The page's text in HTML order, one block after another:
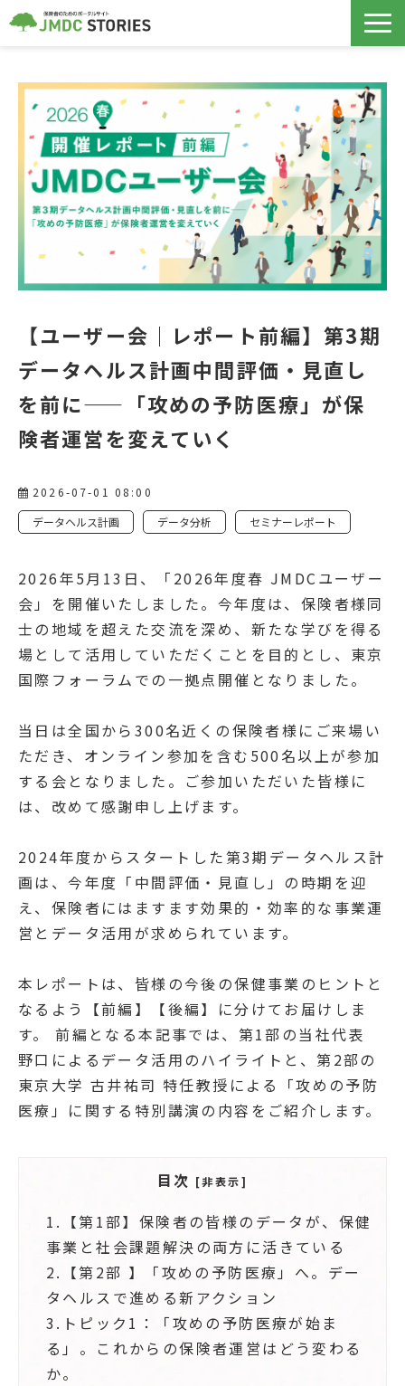
データヘルス計画
導入事例
ノウハウ記事
コラボヘルス
【ユーザー会｜レポート前編】第3期
データヘルス計画中間評価・見直し
を前に——「攻めの予防医療」が保
険者運営を変えていく
2026-07-01 08:00
データヘルス計画
データ分析 セミナーレポート
2026年5月13日、「2026年度春 JMDCユーザー
会」を開催いたしました。今年度は、保険者様同
士の地域を超えた交流を深め、新たな学びを得る
場として活用していただくことを目的とし、東京
国際フォーラムでの一拠点開催となりました。
当日は全国から300名近くの保険者様にご来場い
ただき、オンライン参加を含む500名以上が参加
する会となりました。ご参加いただいた皆様に
は、改めて感謝申し上げます。
2024年度からスタートした第3期データヘルス計
画は、今年度「中間評価・見直し」の時期を迎
え、保険者にはますます効果的・効率的な事業運
営とデータ活用が求められています。
本レポートは、皆様の今後の保健事業のヒントと
なるよう【前編】【後編】に分けてお届けしま
す。 前編となる本記事では、第1部の当社代表
野口によるデータ活用のハイライトと、第2部の
東京大学 古井祐司 特任教授による「攻めの予防
医療」に関する特別講演の内容をご紹介します。
目次 [非表示]
1. 【第1部】保険者の皆様のデータが、保健
事業と社会課題解決の両方に活きている
2. 【第2部 】「攻めの予防医療」へ。デー
タヘルスで進める新アクション
3. トピック1：「攻めの予防医療が始ま
る」。これからの保険者運営はどう変わる
か。